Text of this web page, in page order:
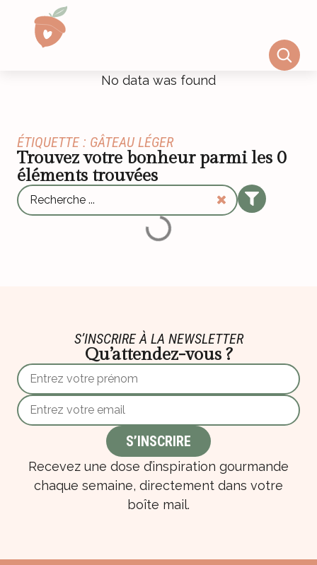
No data was found
ÉTIQUETTE : GÂTEAU LÉGER
Trouvez votre bonheur parmi les 0
éléments trouvées
S’INSCRIRE À LA NEWSLETTER
Qu’attendez-vous ?
Recevez une dose d’inspiration gourmande
chaque semaine, directement dans votre
boîte mail.